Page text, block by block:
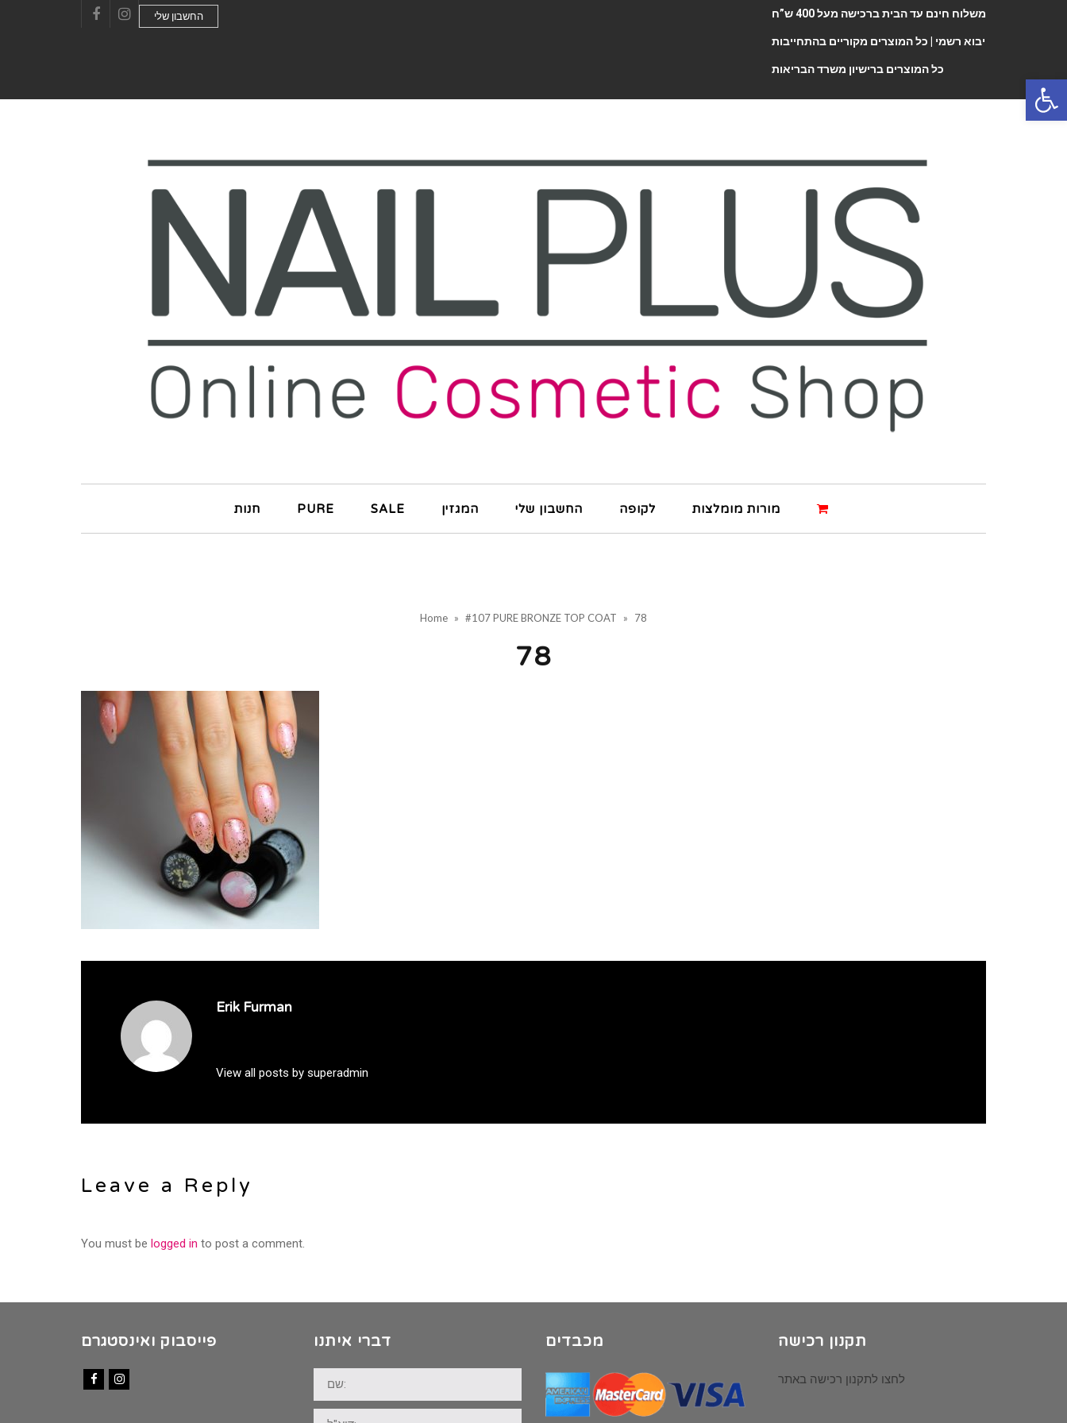
Instagram
החשבון שלי משלוח חינם עד הבית ברכישה מעל 400 ש”ח
יבוא רשמי | כל המוצרים מקוריים בהתחייבות
כל המוצרים ברישיון משרד הבריאות
חנות PURE SALE המגזין החשבון שלי לקופה מורות מומלצות
Home » #107 PURE BRONZE TOP COAT » 78
78
Erik Furman
View all posts by superadmin
Leave a Reply
You must be logged in to post a comment.
פייסבוק ואינסטגרם דברי איתנו מכבדים תקנון רכישה
לחצו לתקנון רכישה באתר